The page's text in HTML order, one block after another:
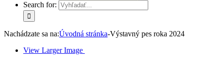
Search for:
Nachádzate sa na:Úvodná stránka-Výstavný pes roka 2024
View Larger Image